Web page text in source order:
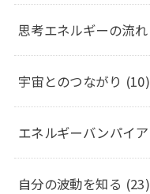
思考エネルギーの流れ
宇宙とのつながり (10)
エネルギーバンパイア
自分の波動を知る (23)